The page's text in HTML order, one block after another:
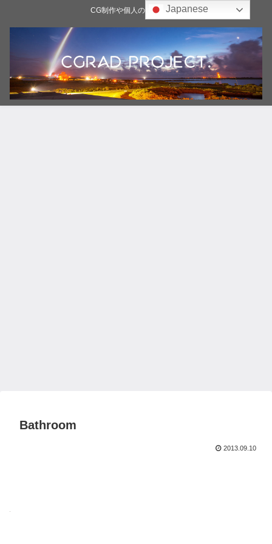
CG制作や個人の雑記ブログ
Bathroom
2013.09.10
Japanese